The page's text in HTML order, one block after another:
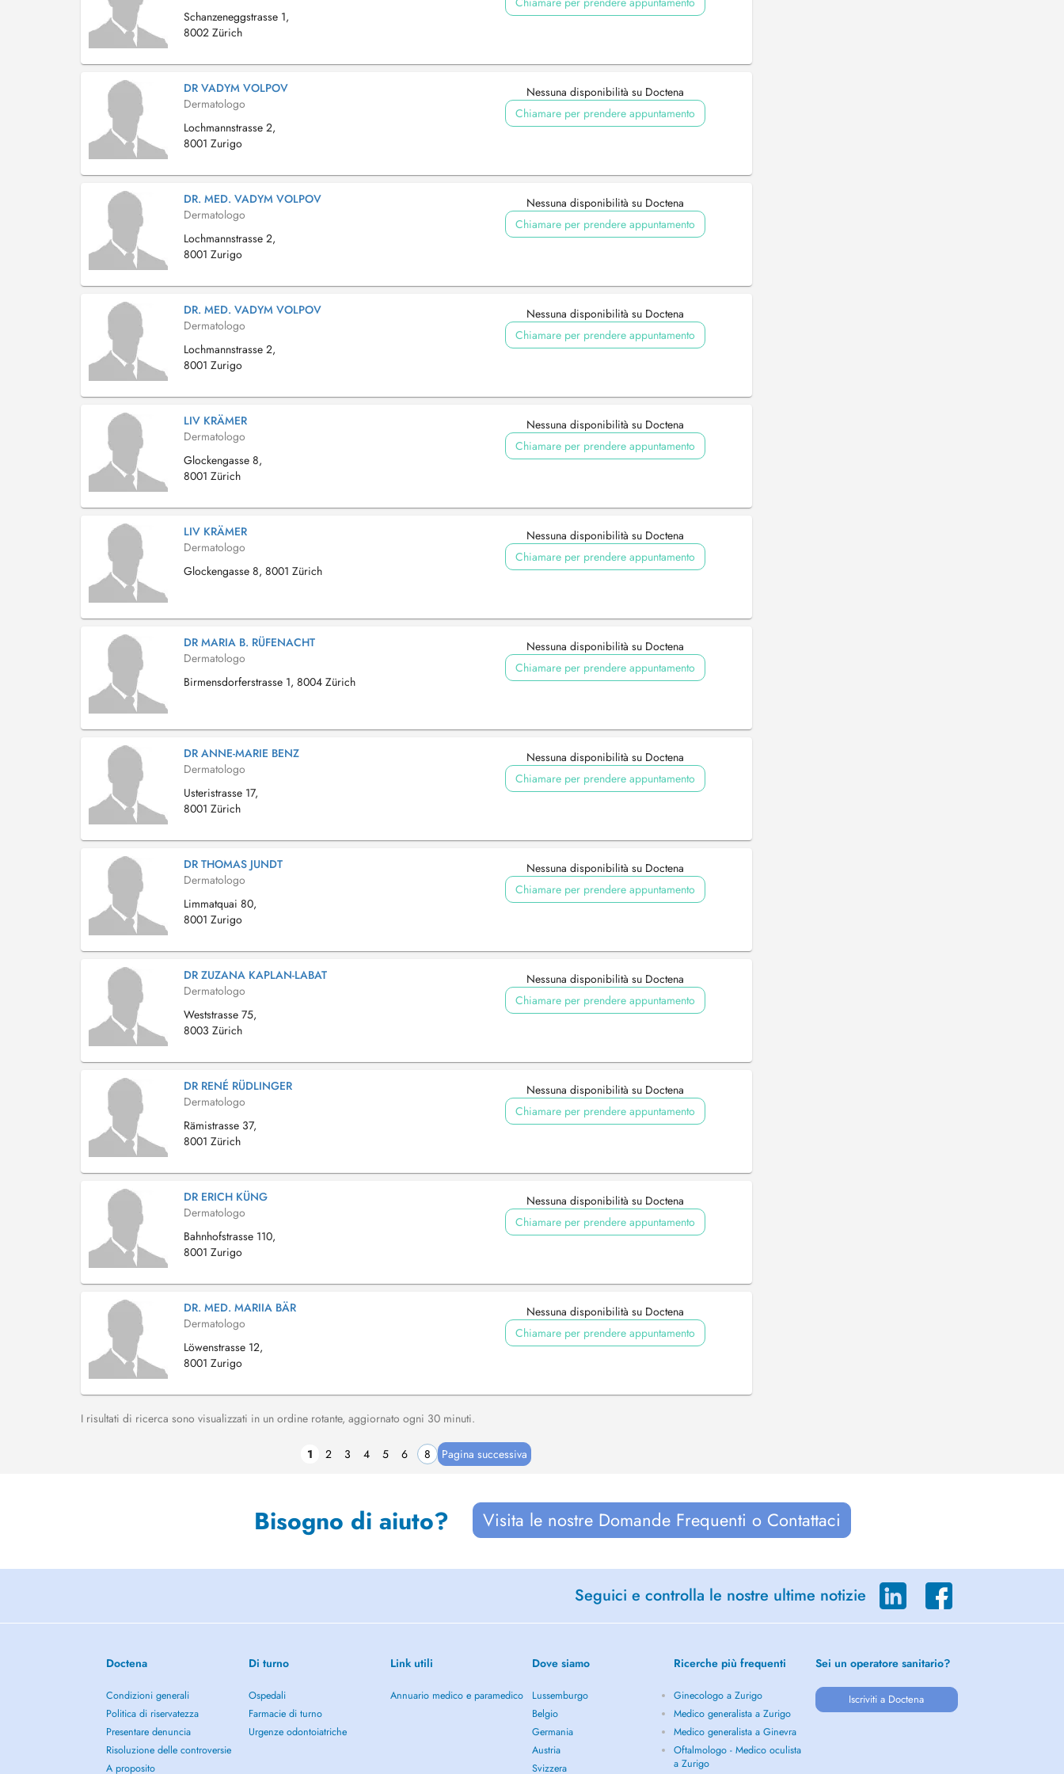
Schanzeneggstrasse 1,
8002 Zürich
DR VADYM VOLPOV
Dermatologo
Lochmannstrasse 2,
8001 Zurigo
Nessuna disponibilità su Doctena
Chiamare per prendere appuntamento
DR. MED. VADYM VOLPOV
Dermatologo
Lochmannstrasse 2,
8001 Zurigo
Nessuna disponibilità su Doctena
Chiamare per prendere appuntamento
DR. MED. VADYM VOLPOV
Dermatologo
Lochmannstrasse 2,
8001 Zurigo
Nessuna disponibilità su Doctena
Chiamare per prendere appuntamento
LIV KRÄMER
Dermatologo
Glockengasse 8,
8001 Zürich
Nessuna disponibilità su Doctena
Chiamare per prendere appuntamento
LIV KRÄMER
Dermatologo
Glockengasse 8, 8001 Zürich
Nessuna disponibilità su Doctena
Chiamare per prendere appuntamento
DR MARIA B. RÜFENACHT
Dermatologo
Birmensdorferstrasse 1, 8004 Zürich
Nessuna disponibilità su Doctena
Chiamare per prendere appuntamento
DR ANNE-MARIE BENZ
Dermatologo
Usteristrasse 17,
8001 Zürich
Nessuna disponibilità su Doctena
Chiamare per prendere appuntamento
DR THOMAS JUNDT
Dermatologo
Limmatquai 80,
8001 Zurigo
Nessuna disponibilità su Doctena
Chiamare per prendere appuntamento
DR ZUZANA KAPLAN-LABAT
Dermatologo
Weststrasse 75,
8003 Zürich
Nessuna disponibilità su Doctena
Chiamare per prendere appuntamento
DR RENÉ RÜDLINGER
Dermatologo
Rämistrasse 37,
8001 Zürich
Nessuna disponibilità su Doctena
Chiamare per prendere appuntamento
DR ERICH KÜNG
Dermatologo
Bahnhofstrasse 110,
8001 Zurigo
Nessuna disponibilità su Doctena
Chiamare per prendere appuntamento
DR. MED. MARIIA BÄR
Dermatologo
Löwenstrasse 12,
8001 Zurigo
Nessuna disponibilità su Doctena
Chiamare per prendere appuntamento
I risultati di ricerca sono visualizzati in un ordine rotante, aggiornato ogni 30 minuti.
1 2 3 4 5 6 8 Pagina successiva
Bisogno di aiuto? Visita le nostre Domande Frequenti o Contattaci
Seguici e controlla le nostre ultime notizie
Doctena
Condizioni generali
Politica di riservatezza
Presentare denuncia
Risoluzione delle controversie
A proposito
Di turno
Ospedali
Farmacie di turno
Urgenze odontoiatriche
Link utili
Annuario medico e paramedico
Dove siamo
Lussemburgo
Belgio
Germania
Austria
Svizzera
Ricerche più frequenti
Ginecologo a Zurigo
Medico generalista a Zurigo
Medico generalista a Ginevra
Oftalmologo - Medico oculista
a Zurigo
Sei un operatore sanitario?
Iscriviti a Doctena